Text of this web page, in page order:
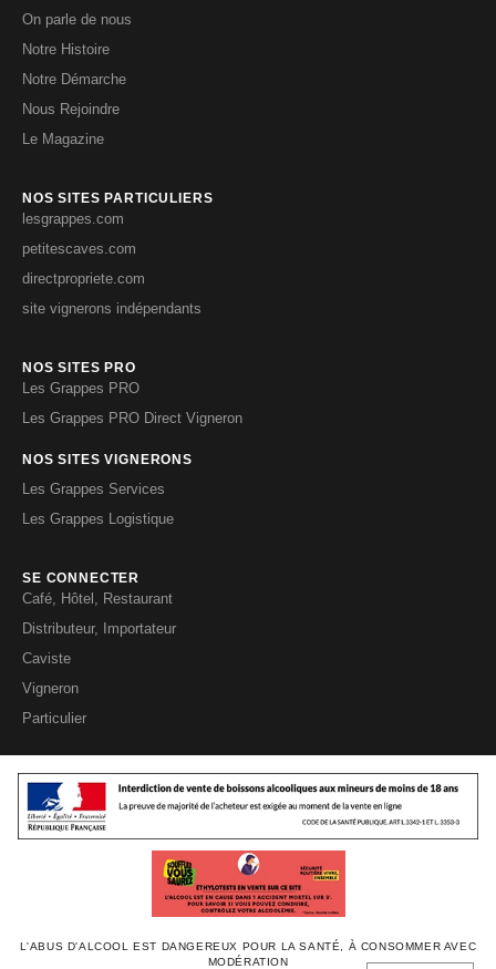
On parle de nous
Notre Histoire
Notre Démarche
Nous Rejoindre
Le Magazine
NOS SITES PARTICULIERS
lesgrappes.com
petitescaves.com
directpropriete.com
site vignerons indépendants
NOS SITES PRO
Les Grappes PRO
Les Grappes PRO Direct Vigneron
NOS SITES VIGNERONS
Les Grappes Services
Les Grappes Logistique
SE CONNECTER
Café, Hôtel, Restaurant
Distributeur, Importateur
Caviste
Vigneron
Particulier
L'ABUS D'ALCOOL EST DANGEREUX POUR LA SANTÉ, À CONSOMMER AVEC
MODÉRATION